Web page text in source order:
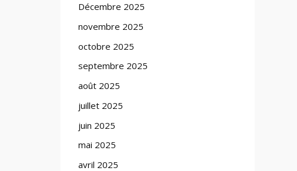
Décembre 2025
novembre 2025
octobre 2025
septembre 2025
août 2025
juillet 2025
juin 2025
mai 2025
avril 2025